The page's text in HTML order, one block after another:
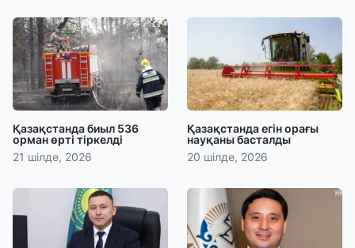
Қазақстанда биыл 536
орман өрті тіркелді
21 шілде, 2026
Қазақстанда егін орағы
науқаны басталды
20 шілде, 2026